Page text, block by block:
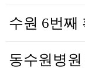
수원 6번째